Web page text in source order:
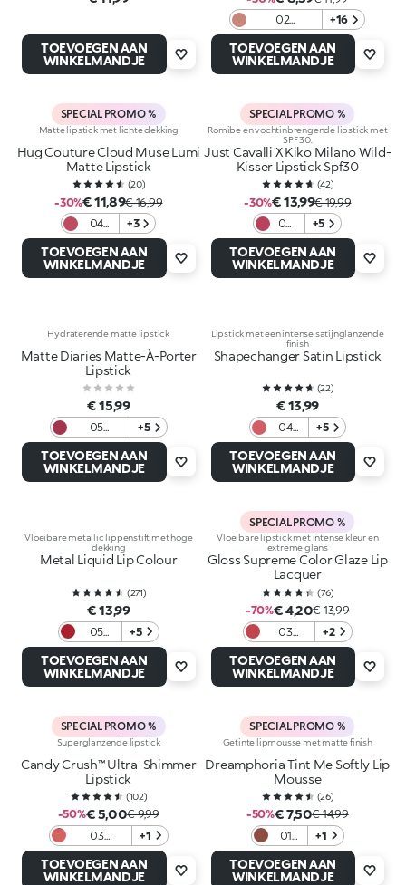
TOEVOEGEN AAN
WINKELMANDJE
02
Cappuccino
+16
TOEVOEGEN AAN
WINKELMANDJE
SPECIAL PROMO %
Matte lipstick met lichte dekking
Hug Couture Cloud Muse Lumi
Matte Lipstick
(20)
-30%€ 11,89€ 16,99
04
Red
Ritual
+3
TOEVOEGEN AAN
WINKELMANDJE
SPECIAL PROMO %
Romibe en vochtinbrengende lipstick met
SPF 30.
Just Cavalli X Kiko Milano Wild-
Kisser Lipstick Spf30
(42)
-30%€ 13,99€ 19,99
06
Stay
Wild
+5
TOEVOEGEN AAN
WINKELMANDJE
Hydraterende matte lipstick
Matte Diaries Matte-À-Porter
Lipstick
€ 15,99
05
Uptown
Burgundy
+5
TOEVOEGEN AAN
WINKELMANDJE
Lipstick met een intense satijnglanzende
finish
Shapechanger Satin Lipstick
(22)
€ 13,99
04
Peach
Me
+5
TOEVOEGEN AAN
WINKELMANDJE
Vloeibare metallic lippenstift met hoge
dekking
Metal Liquid Lip Colour
(271)
€ 13,99
05
Classic
Red
+5
TOEVOEGEN AAN
WINKELMANDJE
SPECIAL PROMO %
Vloeibare lipstick met intense kleur en
extreme glans
Gloss Supreme Color Glaze Lip
Lacquer
(76)
-70%€ 4,20€ 13,99
03
Dazzling
Coral
+2
TOEVOEGEN AAN
WINKELMANDJE
SPECIAL PROMO %
Superglanzende lipstick
Candy Crush™ Ultra-Shimmer
Lipstick
(102)
-50%€ 5,00€ 9,99
03
Daydream
Frosting
+1
TOEVOEGEN AAN
WINKELMANDJE
SPECIAL PROMO %
Getinte lipmousse met matte finish
Dreamphoria Tint Me Softly Lip
Mousse
(26)
-50%€ 7,50€ 14,99
01
Nude
Kiss
+1
TOEVOEGEN AAN
WINKELMANDJE